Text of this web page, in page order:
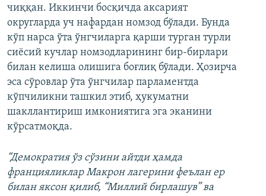
чиққан. Иккинчи босқичда аксарият
округларда уч нафардан номзод бўлади. Бунда
кўп нарса ўта ўнгчиларга қарши турган турли
сиёсий кучлар номзодларининг бир-бирлари
билан келиша олишига боғлиқ бўлади. Ҳозирча
эса сўровлар ўта ўнгчилар парламентда
кўпчиликни ташкил этиб, ҳукуматни
шакллантириш имкониятига эга эканини
кўрсатмоқда.
“Демократия ўз сўзини айтди ҳамда
францияликлар Макрон лагерини феълан ер
билан яксон қилиб, “Миллий бирлашув” ва